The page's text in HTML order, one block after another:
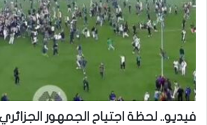
فيديو.. لحظة اجتياح الجمهور